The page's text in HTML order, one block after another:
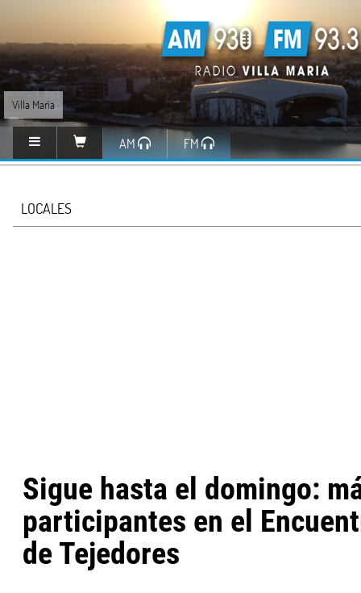
Villa María
AM FM
LOCALES
Sigue hasta el domingo:
participantes en el
de Tejedores